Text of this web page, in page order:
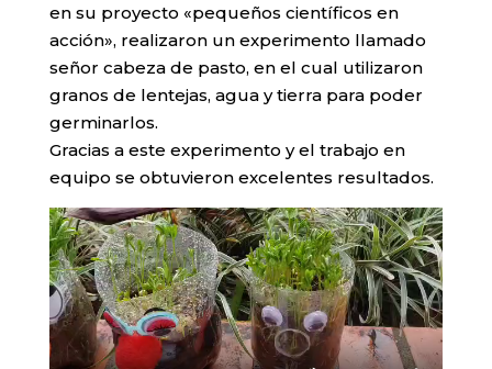
en su proyecto «pequeños científicos en
acción», realizaron un experimento llamado
señor cabeza de pasto, en el cual utilizaron
granos de lentejas, agua y tierra para poder
germinarlos.
Gracias a este experimento y el trabajo en
equipo se obtuvieron excelentes resultados.